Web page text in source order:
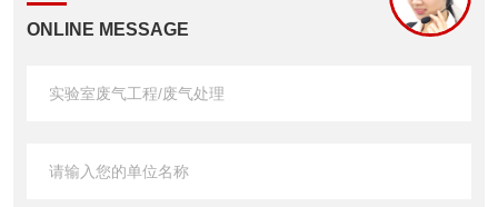
ONLINE MESSAGE